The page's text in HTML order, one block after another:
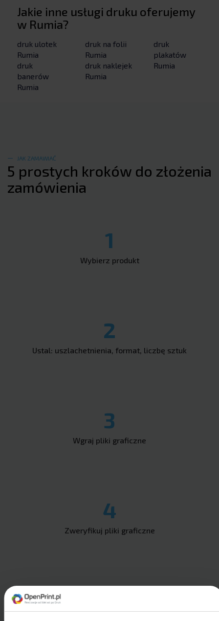
Jakie inne usługi druku oferujemy
w Rumia?
druk ulotek
Rumia
druk
banerów
Rumia
druk na folii
Rumia
druk naklejek
Rumia
druk
plakatów
Rumia
JAK ZAMAWIAĆ
5 prostych kroków do złożenia
zamówienia
1
Wybierz produkt
2
Ustal: uszlachetnienia, format, liczbę sztuk
3
Wgraj pliki graficzne
4
Zweryfikuj pliki graficzne